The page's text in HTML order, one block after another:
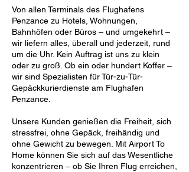
Von allen Terminals des Flughafens
Penzance zu Hotels, Wohnungen,
Bahnhöfen oder Büros – und umgekehrt –
wir liefern alles, überall und jederzeit, rund
um die Uhr. Kein Auftrag ist uns zu klein
oder zu groß. Ob ein oder hundert Koffer –
wir sind Spezialisten für Tür-zu-Tür-
Gepäckkurierdienste am Flughafen
Penzance.
Unsere Kunden genießen die Freiheit, sich
stressfrei, ohne Gepäck, freihändig und
ohne Gewicht zu bewegen. Mit Airport To
Home können Sie sich auf das Wesentliche
konzentrieren – ob Sie Ihren Flug erreichen,